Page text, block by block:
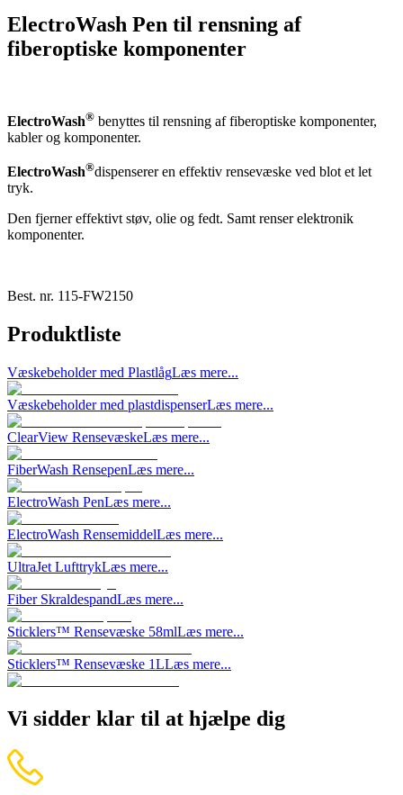
ElectroWash Pen til rensning af
fiberoptiske komponenter
ElectroWash® benyttes til rensning af fiberoptiske komponenter,
kabler og komponenter.
ElectroWash®dispenserer en effektiv rensevæske ved blot et let
tryk.
Den fjerner effektivt støv, olie og fedt. Samt renser elektronik
komponenter.
Best. nr. 115-FW2150
Produktliste
Væskebeholder med PlastlågLæs mere...
Væskebeholder med plastdispenserLæs mere...
ClearView RensevæskeLæs mere...
FiberWash RensepenLæs mere...
ElectroWash PenLæs mere...
ElectroWash RensemiddelLæs mere...
UltraJet LufttrykLæs mere...
Fiber SkraldespandLæs mere...
Sticklers™ Rensevæske 58mlLæs mere...
Sticklers™ Rensevæske 1LLæs mere...
Vi sidder klar til at hjælpe dig